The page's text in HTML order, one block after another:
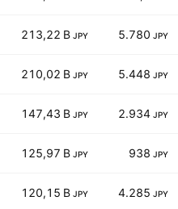
213,22 B JPY 5.780 JPY
210,02 B JPY 5.448 JPY
147,43 B JPY 2.934 JPY
125,97 B JPY 938 JPY
120,15 B JPY 4.285 JPY